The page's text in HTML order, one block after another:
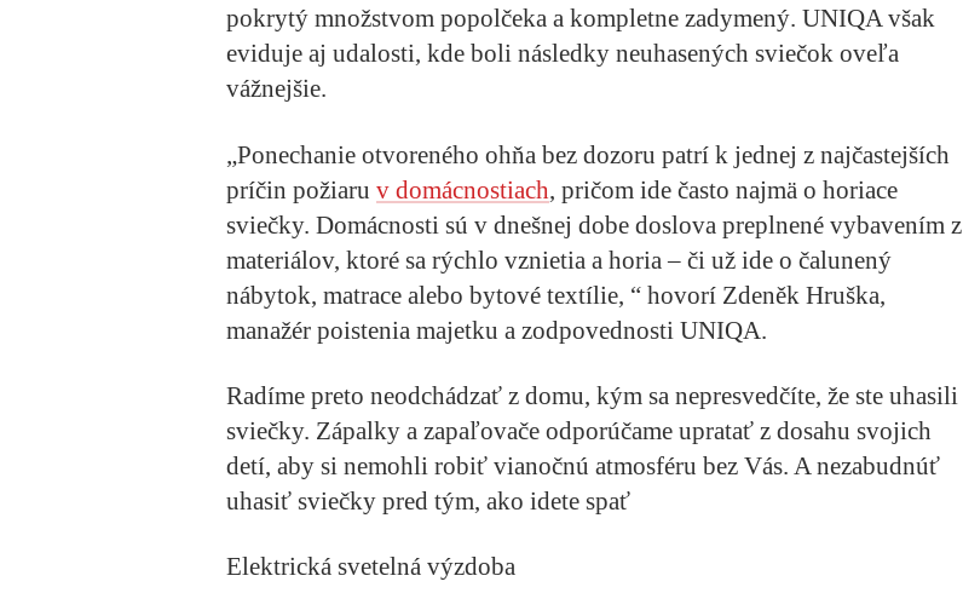
pokrytý množstvom popolčeka a kompletne zadymený. UNIQA však
eviduje aj udalosti, kde boli následky neuhasených sviečok oveľa
vážnejšie.
„Ponechanie otvoreného ohňa bez dozoru patrí k jednej z najčastejších
príčin požiaru v domácnostiach, pričom ide často najmä o horiace
sviečky. Domácnosti sú v dnešnej dobe doslova preplnené vybavením z
materiálov, ktoré sa rýchlo vznietia a horia – či už ide o čalunený
nábytok, matrace alebo bytové textílie, “ hovorí Zdeněk Hruška,
manažér poistenia majetku a zodpovednosti UNIQA.
Radíme preto neodchádzať z domu, kým sa nepresvedčíte, že ste uhasili
sviečky. Zápalky a zapaľovače odporúčame upratať z dosahu svojich
detí, aby si nemohli robiť vianočnú atmosféru bez Vás. A nezabudnúť
uhasiť sviečky pred tým, ako idete spať
Elektrická svetelná výzdoba